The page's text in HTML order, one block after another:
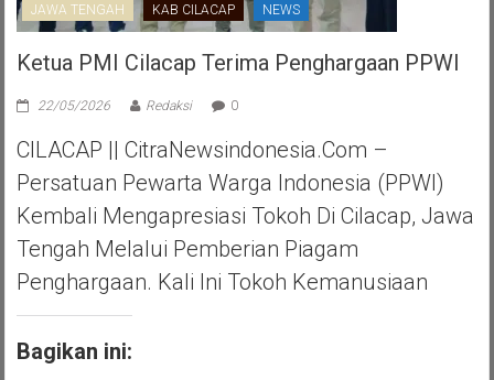
JAWA TENGAH KAB CILACAP NEWS
Ketua PMI Cilacap Terima Penghargaan PPWI
22/05/2026 Redaksi 0
CILACAP || CitraNewsindonesia.com –
Persatuan Pewarta Warga Indonesia (PPWI)
Kembali Mengapresiasi Tokoh Di Cilacap, Jawa
Tengah Melalui Pemberian Piagam
Penghargaan. Kali Ini Tokoh Kemanusiaan
Bagikan ini: